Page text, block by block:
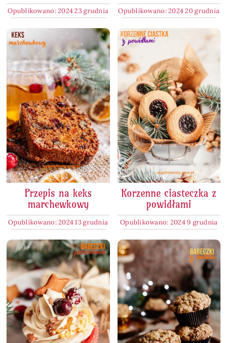
Opublikowano: 2024 23 grudnia Opublikowano: 2024 20 grudnia
Przepis na keks
marchewkowy
Opublikowano: 2024 13 grudnia
Korzenne ciasteczka z
powidłami
Opublikowano: 2024 9 grudnia